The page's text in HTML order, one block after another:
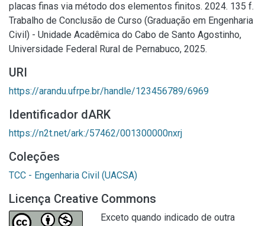
placas finas via método dos elementos finitos. 2024. 135 f.
Trabalho de Conclusão de Curso (Graduação em Engenharia
Civil) - Unidade Acadêmica do Cabo de Santo Agostinho,
Universidade Federal Rural de Pernabuco, 2025.
URI
https://arandu.ufrpe.br/handle/123456789/6969
Identificador dARK
https://n2t.net/ark:/57462/001300000nxrj
Coleções
TCC - Engenharia Civil (UACSA)
Licença Creative Commons
Exceto quando indicado de outra